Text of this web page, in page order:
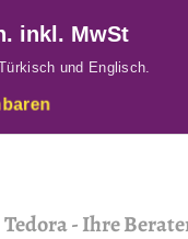
inkl. MwSt
und Englisch.
Tedora-Ihre